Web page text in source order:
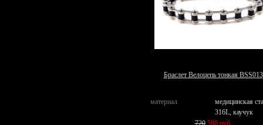
Браслет Велоцепь тонкая BSS013
материал
медицинская
316L, каучук
720 590 руб.